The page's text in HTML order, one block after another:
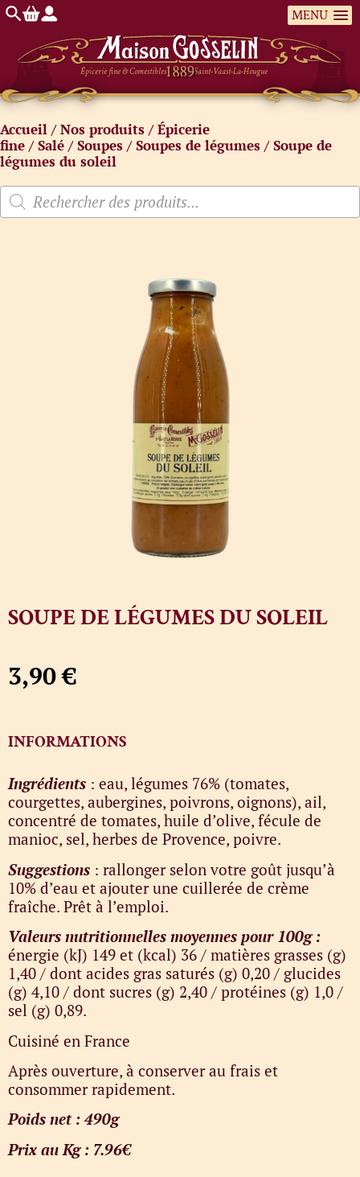
MENU
Épicerie fine & Comestibles Saint-Vaast-La-Hougue
Accueil /Nos produits /Épicerie
fine /Salé /Soupes /Soupes de légumes / Soupe de
légumes du soleil
SOUPE DE LÉGUMES DU SOLEIL
3,90€
INFORMATIONS
Ingrédients : eau, légumes 76% (tomates,
courgettes, aubergines, poivrons, oignons), ail,
concentré de tomates, huile d’olive, fécule de
manioc, sel, herbes de Provence, poivre.
Suggestions : rallonger selon votre goût jusqu’à
10% d’eau et ajouter une cuillerée de crème
fraîche. Prêt à l’emploi.
Valeurs nutritionnelles moyennes pour 100g :
énergie (kJ) 149 et (kcal) 36 / matières grasses (g)
1,40 / dont acides gras saturés (g) 0,20 / glucides
(g) 4,10 / dont sucres (g) 2,40 / protéines (g) 1,0 /
sel (g) 0,89.
Cuisiné en France
Après ouverture, à conserver au frais et
consommer rapidement.
Poids net : 490g
Prix au Kg : 7.96€